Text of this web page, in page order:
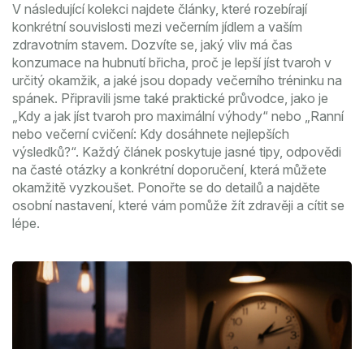
V následující kolekci najdete články, které rozebírají
konkrétní souvislosti mezi večerním jídlem a vaším
zdravotním stavem. Dozvíte se, jaký vliv má čas
konzumace na hubnutí břicha, proč je lepší jíst tvaroh v
určitý okamžik, a jaké jsou dopady večerního tréninku na
spánek. Připravili jsme také praktické průvodce, jako je
„Kdy a jak jíst tvaroh pro maximální výhody“ nebo „Ranní
nebo večerní cvičení: Kdy dosáhnete nejlepších
výsledků?“. Každý článek poskytuje jasné tipy, odpovědi
na časté otázky a konkrétní doporučení, která můžete
okamžitě vyzkoušet. Ponořte se do detailů a najděte
osobní nastavení, které vám pomůže žít zdravěji a cítit se
lépe.